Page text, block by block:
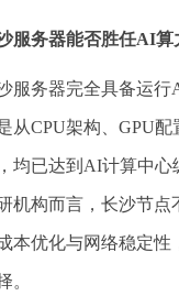
服务器能否胜任AI算
服务器完全具备运行
从CPU架构、GPU
均已达到AI计算中
机构而言，长沙节点
本优化与网络稳定性
。